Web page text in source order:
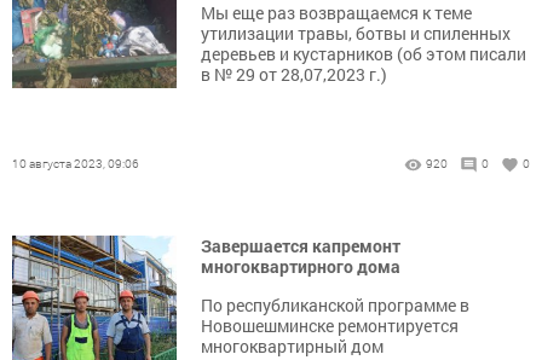
Мы еще раз возвращаемся к теме
утилизации травы, ботвы и спиленных
деревьев и кустарников (об этом писали
в № 29 от 28,07,2023 г.)
10 августа 2023, 09:06 920 0 0
Завершается капремонт
многоквартирного дома
По республиканской программе в
Новошешминске ремонтируется
многоквартирный дом